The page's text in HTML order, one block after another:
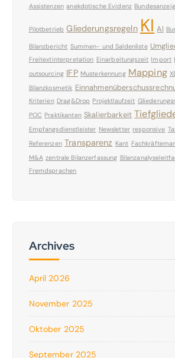
Assistenzen anekdotische Evidenz
Pilotbetrieb Gliederungsregeln KI AI
Bilanzbericht Summen- und Saldenliste
Freitextinterpretation Einarbeitungszeit Import
outsourcing IFP Musterkennung Mapping
Bilanzkosmetik
Kriterien Drag&Drop Projektlaufzeit
POC Praktikanten Skalierbarkeit
Empfangsdienstleister Newsletter responsive
Referenzen Transparenz Kant
M&A zentrale Bilanzerfassung
Fremdsprachen
Archives
April 2026
November 2025
Oktober 2025
September 2025